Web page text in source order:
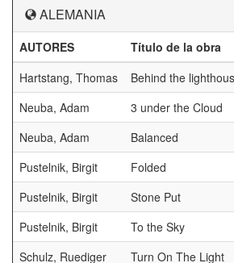
ALEMANIA
AUTORES Título de la obra
Hartstang, Thomas
Behind the
Neuba, Adam
3 under the Cloud
Neuba, Adam
Balanced
Pustelnik, Birgit
Folded
Pustelnik, Birgit
Stone Put
Pustelnik, Birgit
To the Sky
Schulz, Ruediger
Turn On The Light